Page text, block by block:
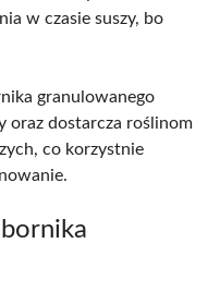
w czasie suszy, bo
granulowanego
oraz dostarcza roślinom
co korzystnie